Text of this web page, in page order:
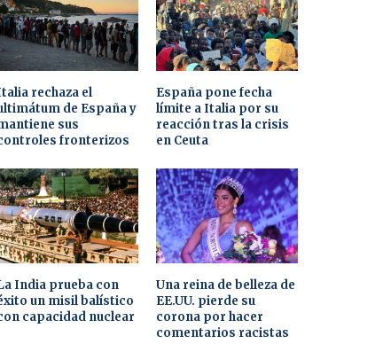
rechaza el
de España y
sus
fronterizos
España pone fecha
límite a Italia por su
reacción tras la crisis
en Ceuta
India prueba con
un misil balístico
capacidad nuclear
Una reina de belleza de
EE.UU. pierde su
corona por hacer
comentarios racistas